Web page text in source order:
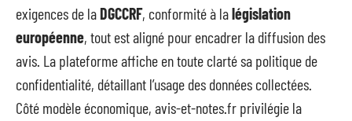
exigences de laDGCCRF, conformité à lalégislation
européenne, tout est aligné pour encadrer la diffusion des
avis. La plateforme affiche en toute clarté sa politique de
confidentialité, détaillant l’usage des données collectées.
Côté modèle économique, avis-et-notes.fr privilégie la